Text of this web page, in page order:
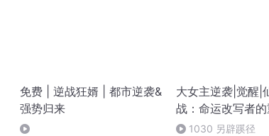
免费 | 逆战狂婿 | 都市逆袭&
强势归来
大女主逆袭|觉醒|
战：命运改写者
1030 另辟蹊径